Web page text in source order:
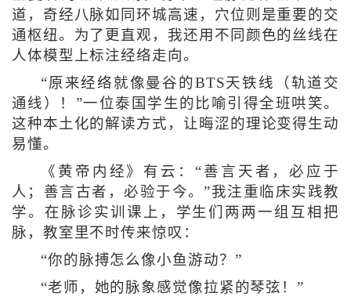
道，奇经八脉如同环城高速，穴位则是重要的交
通枢纽。为了更直观，我还用不同颜色的丝线在
人体模型上标注经络走向。
“原来经络就像曼谷的BTS天铁线（轨道交
通线）！”一位泰国学生的比喻引得全班哄笑。
这种本土化的解读方式，让晦涩的理论变得生动
易懂。
《黄帝内经》有云：“善言天者，必应于
人；善言古者，必验于今。”我注重临床实践教
学。在脉诊实训课上，学生们两两一组互相把
脉，教室里不时传来惊叹：
“你的脉搏怎么像小鱼游动？”
“老师，她的脉象感觉像拉紧的琴弦！”